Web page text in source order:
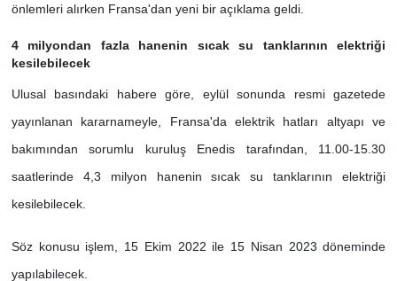
önlemleri alırken Fransa'dan yeni bir açıklama geldi.
4 milyondan fazla hanenin sıcak su tanklarının elektriği
kesilebilecek
Ulusal basındaki habere göre, eylül sonunda resmi gazetede
yayınlanan kararnameyle, Fransa'da elektrik hatları altyapı ve
bakımından sorumlu kuruluş Enedis tarafından, 11.00-15.30
saatlerinde 4,3 milyon hanenin sıcak su tanklarının elektriği
kesilebilecek.
Söz konusu işlem, 15 Ekim 2022 ile 15 Nisan 2023 döneminde
yapılabilecek.